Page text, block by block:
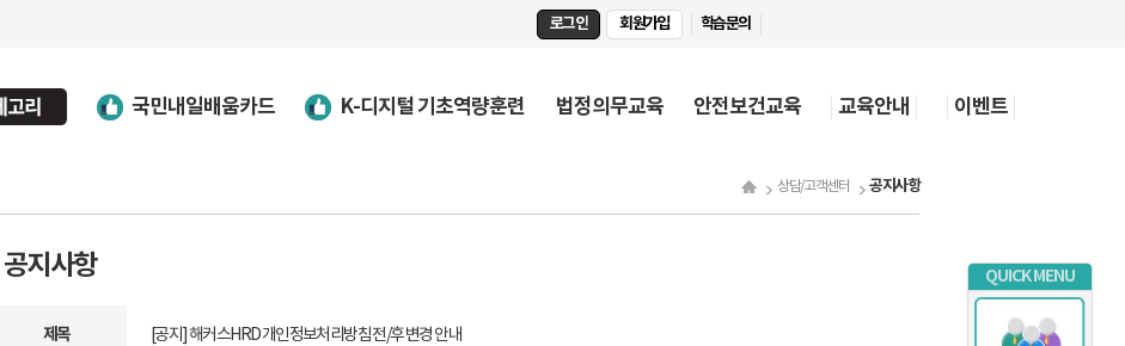
국민내일배움카드 K-디지털 기초역량훈련 법정의무교육 안전보건교육 교육안내 이벤트
로그인 회원가입 학습문의
상담/고객센터 공지사항
공지사항
제목 [공지] 해커스HRD 개인정보처리방침 전/후 변경 안내
QUICK MENU